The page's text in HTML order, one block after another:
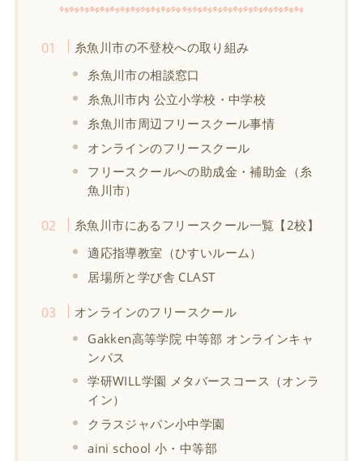
糸魚川市の不登校への取り組み
糸魚川市の相談窓口
糸魚川市内 公立小学校・中学校
糸魚川市周辺フリースクール事情
オンラインのフリースクール
フリースクールへの助成金・補助金（糸
魚川市）
糸魚川市にあるフリースクール一覧【2校】
適応指導教室（ひすいルーム）
居場所と学び舎 CLAST
オンラインのフリースクール
Gakken高等学院 中等部 オンラインキャ
ンパス
学研WILL学園 メタバースコース（オンラ
イン）
クラスジャパン小中学園
aini school 小・中等部